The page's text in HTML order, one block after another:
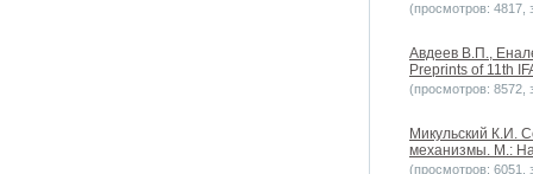
(просмотров: 4817,
Авдеев В.П.,
Preprints of 11th
(просмотров: 8572,
Микульский К.И.
механизмы. М.:
(просмотров: 6051,